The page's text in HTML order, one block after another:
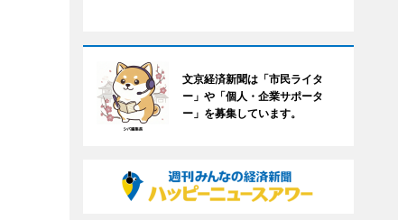
文京経済新聞は「市民ライタ
ー」や「個人・企業サポータ
ー」を募集しています。